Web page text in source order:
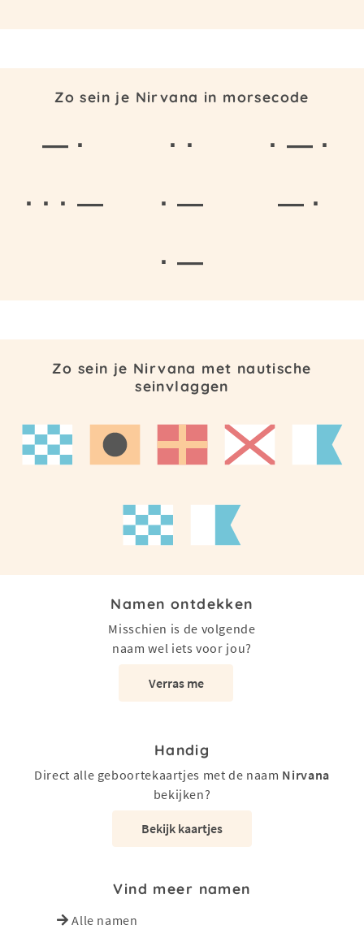
Zo sein je Nirvana in morsecode
— · · ·
· — ·
· · · —
· —
— ·
· —
Zo sein je Nirvana met nautische
seinvlaggen
Namen ontdekken
Misschien is de volgende
naam wel iets voor jou?
Verras me
Handig
Direct alle geboortekaartjes met de naam Nirvana
bekijken?
Bekijk kaartjes
Vind meer namen
Alle namen